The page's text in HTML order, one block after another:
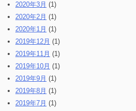
2020年3月 (1)
2020年2月 (1)
2020年1月 (1)
2019年12月 (1)
2019年11月 (1)
2019年10月 (1)
2019年9月 (1)
2019年8月 (1)
2019年7月 (1)